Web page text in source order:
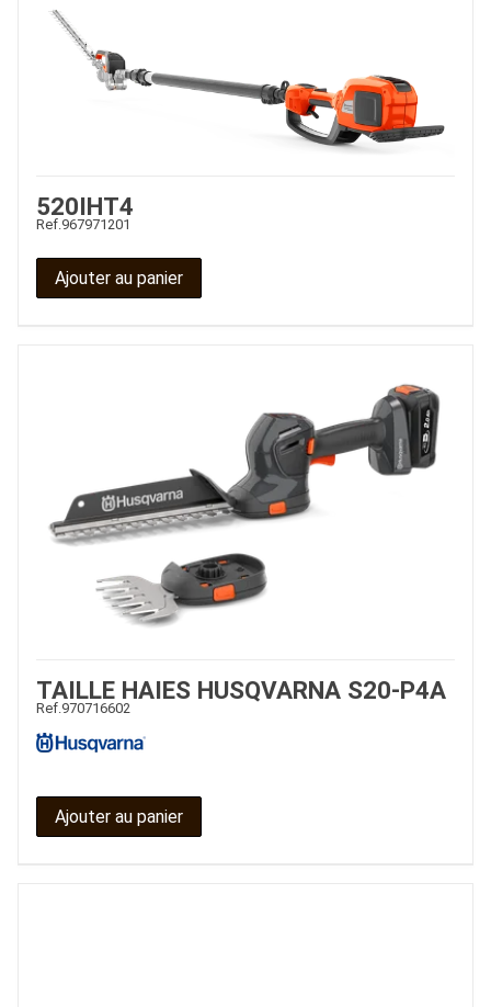
520IHT4
Ref. 967971201
Ajouter au panier
TAILLE HAIES HUSQVARNA S20-P4A
Ref.970716602
Ajouter au panier